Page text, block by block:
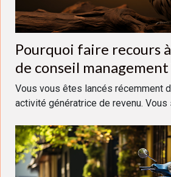
Pourquoi faire recours
de conseil management
Vous vous êtes lancés récemment
activité génératrice de revenu. Vous